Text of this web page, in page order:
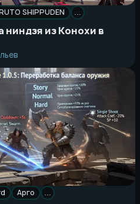
SHIPPUDEN …
ниндзя из Конохи в
Арго …